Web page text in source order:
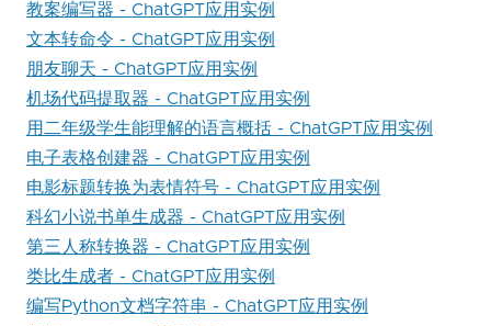
教案编写器 - ChatGPT应用实例
文本转命令 - ChatGPT应用实例
朋友聊天 - ChatGPT应用实例
机场代码提取器 - ChatGPT应用实例
用二年级学生能理解的语言概括 - ChatGPT应用实例
电子表格创建器 - ChatGPT应用实例
电影标题转换为表情符号 - ChatGPT应用实例
科幻小说书单生成器 - ChatGPT应用实例
第三人称转换器 - ChatGPT应用实例
类比生成者 - ChatGPT应用实例
编写Python文档字符串 - ChatGPT应用实例